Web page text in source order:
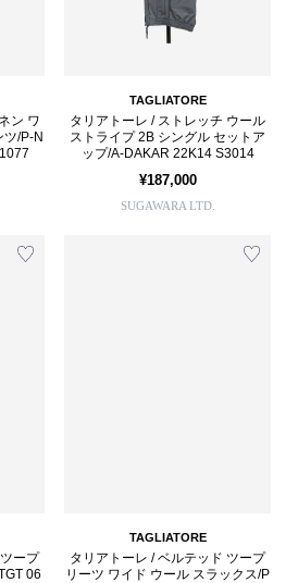
ン ワ
ツ/P-N
TAGLIATORE
タリアトーレ / ストレッチ ウール
ストライプ 2B シングル セットア
ップ/A-DAKAR 22K14 S3014
¥187,000
SUGAWARA LTD.
ープ
06
TAGLIATORE
タリアトーレ / ベルテッド ツープ
リーツ ワイド ウール スラックス/P